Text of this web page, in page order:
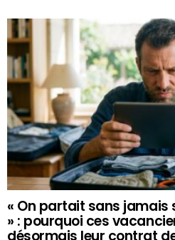
« On partait sans jamais
» : pourquoi ces
désormais leur contrat